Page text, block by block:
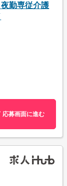
夜勤専従介護
応募画面に進む